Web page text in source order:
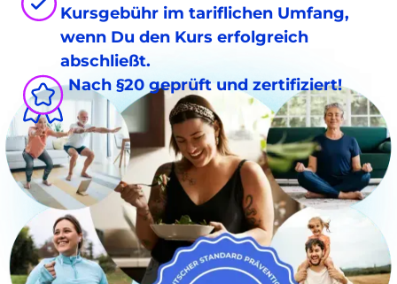
Kursgebühr im tariflichen Umfang,
wenn Du den Kurs erfolgreich
abschließt.
Nach §20 geprüft und zertifiziert!